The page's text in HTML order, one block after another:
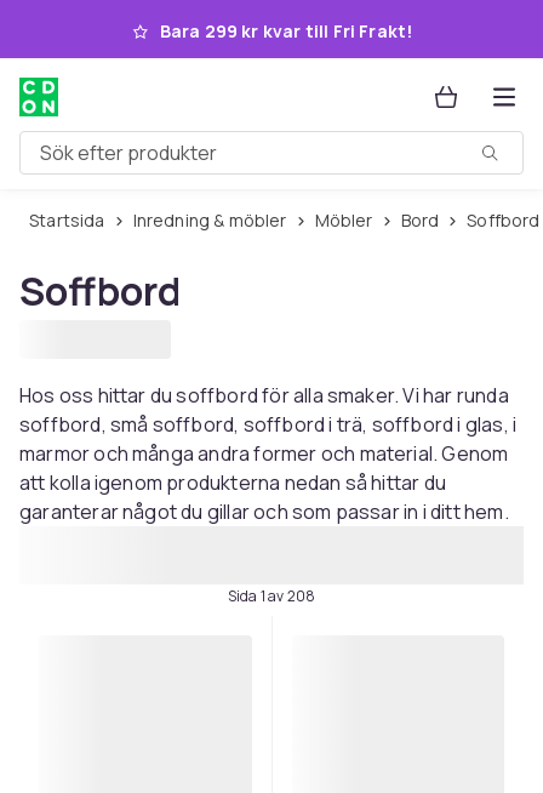
Hoppa till huvudinnehållet
Bara 299 kr kvar till Fri Frakt!
Sök efter produkter
Startsida Inredning & möbler Möbler Bord Soffbord
Soffbord
Hos oss hittar du soffbord för alla smaker. Vi har runda
soffbord, små soffbord, soffbord i trä, soffbord i glas, i
marmor och många andra former och material. Genom
att kolla igenom produkterna nedan så hittar du
garanterar något du gillar och som passar in i ditt hem.
Sida 1 av 208